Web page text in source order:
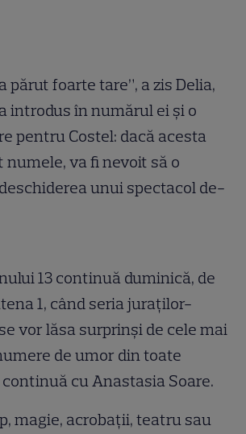
părut foarte tare”, a zis Delia,
introdus în numărul ei și o
pentru Costel: dacă acesta
va fi nevoit să o
unui spectacol de-
13 continuă duminică, de
1, când seria juraţilor-
vor lăsa surprinși de cele mai
de umor din toate
cu Anastasia Soare.
magie, acrobații, teatru sau